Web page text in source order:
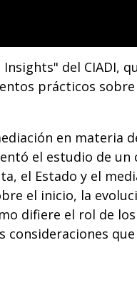
del CIADI,
prácticos
en materia
el estudio de un
el Estado y el
el inicio, la
difiere el rol de